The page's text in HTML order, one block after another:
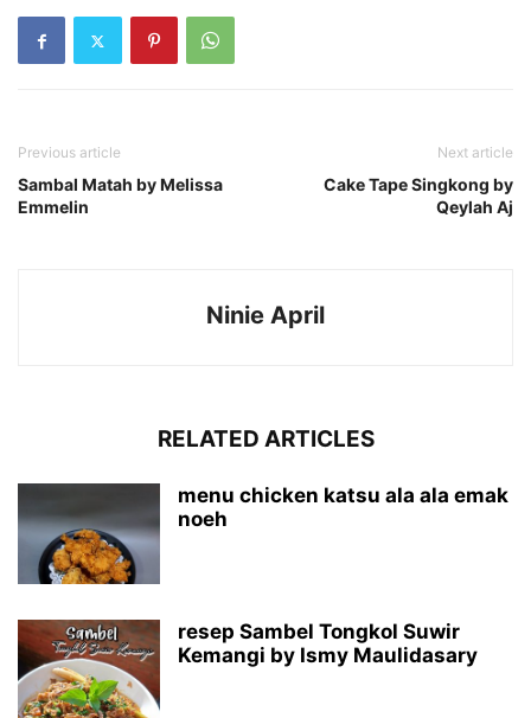
Previous article
Sambal Matah by Melissa
Emmelin
Next article
Cake Tape Singkong by
Qeylah Aj
Ninie April
RELATED ARTICLES
menu chicken katsu ala ala emak
noeh
resep Sambel Tongkol Suwir
Kemangi by Ismy Maulidasary